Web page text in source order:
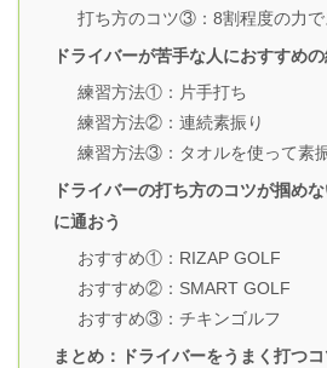
打ち方のコツ③：8割程度の力で
ドライバーが苦手な人におすすめ
練習方法①：片手打ち
練習方法②：連続素振り
練習方法③：タオルを使って素
ドライバーの打ち方のコツが掴め
に通おう
おすすめ①：RIZAP GOLF
おすすめ②：SMART GOLF
おすすめ③：チキンゴルフ
まとめ：ドライバーをうまく打つ